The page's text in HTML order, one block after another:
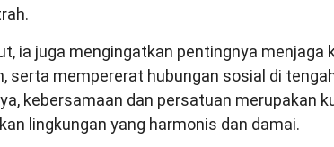
ia juga mengingatkan pentingnya menjaga
serta mempererat hubungan sosial di
kebersamaan dan persatuan merupakan
lingkungan yang harmonis dan damai.